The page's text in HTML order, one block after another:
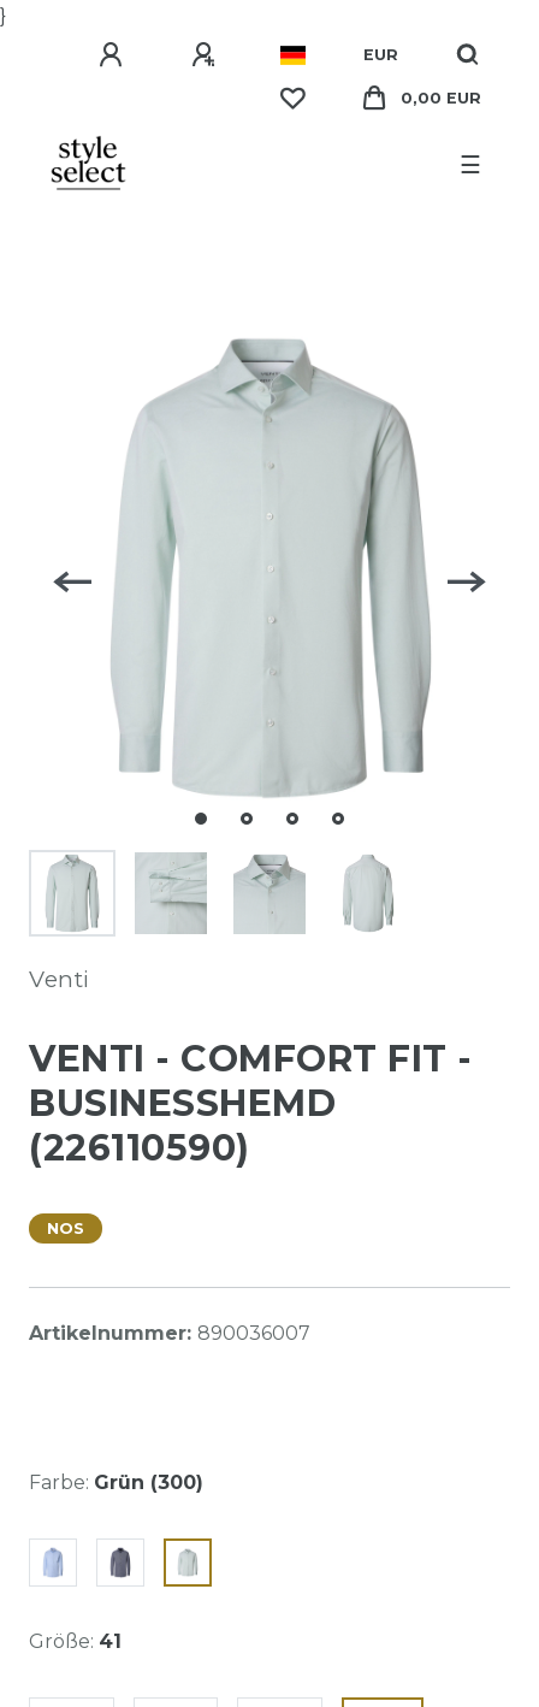
}
EUR
0,00 EUR
☰
Venti
VENTI - COMFORT FIT -
BUSINESSHEMD
(226110590)
NOS
Artikelnummer: 890036007
Farbe: Grün (300)
Größe: 41